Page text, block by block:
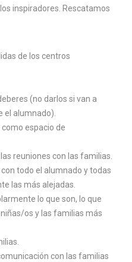
inspiradores. Rescatamos
de los centros
(no darlos si van a
el alumnado).
espacio de
reuniones con las familias.
todo el alumnado y todas
las más alejadas.
lo que son, lo que
os y las familias más
con las familias